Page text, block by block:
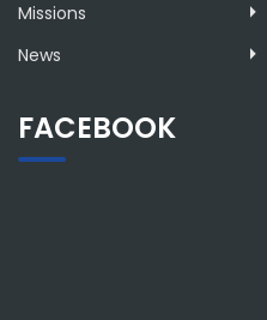
Missions
News
FACEBOOK